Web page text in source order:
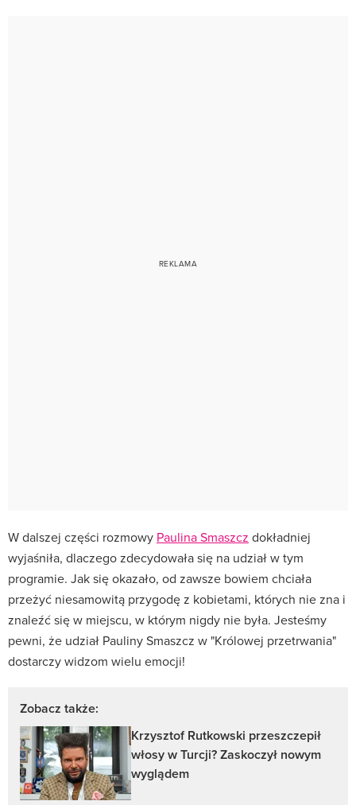
W dalszej części rozmowy Paulina Smaszcz dokładniej
wyjaśniła, dlaczego zdecydowała się na udział w tym
programie. Jak się okazało, od zawsze bowiem chciała
przeżyć niesamowitą przygodę z kobietami, których nie zna i
znaleźć się w miejscu, w którym nigdy nie była. Jesteśmy
pewni, że udział Pauliny Smaszcz w "Królowej przetrwania"
dostarczy widzom wielu emocji!
Zobacz także:
Krzysztof Rutkowski przeszczepił
włosy w Turcji? Zaskoczył nowym
wyglądem